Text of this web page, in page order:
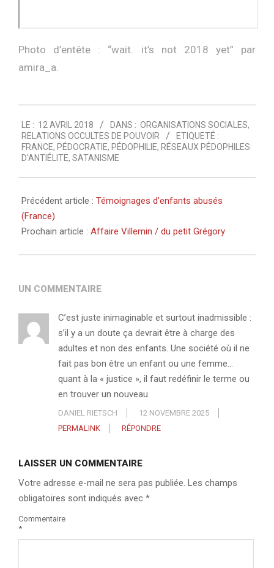
Photo d’entête : “wait. it’s not 2018 yet” par
amira_a.
04-
12
LE : 12 AVRIL 2018 DANS : ORGANISATIONS SOCIALES,
RELATIONS OCCULTES DE POUVOIR
ETIQUETÉ :
FRANCE, PÉDOCRATIE, PÉDOPHILIE, RÉSEAUX PÉDOPHILES
D'ANTIÉLITE, SATANISME
Précédent article : Témoignages d’enfants abusés
(France)
Prochain article : Affaire Villemin / du petit Grégory
UN COMMENTAIRE
C’est juste inimaginable et surtout inadmissible :
s’il y a un doute ça devrait être à charge des
adultes et non des enfants. Une société où il ne
fait pas bon être un enfant ou une femme…
quant à la « justice », il faut redéfinir le terme ou
en trouver un nouveau.
DANIEL RIETSCH
12 NOVEMBRE 2025
PERMALINK
RÉPONDRE
LAISSER UN COMMENTAIRE
Votre adresse e-mail ne sera pas publiée. Les champs
obligatoires sont indiqués avec *
Commentaire
*